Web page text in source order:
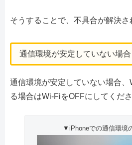
そうすることで、不具合が解決さ
通信環境が安定していない場合
通信環境が安定していない場合
る場合はWi-FiをOFFにしてくださ
▼iPhoneでの通信環境